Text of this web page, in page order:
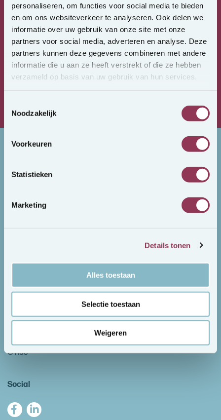
personaliseren, om functies voor social media te bieden
en om ons websiteverkeer te analyseren. Ook delen we
informatie over uw gebruik van onze site met onze
partners voor social media, adverteren en analyse. Deze
partners kunnen deze gegevens combineren met andere
informatie die u aan ze heeft verstrekt of die ze hebben
verzameld op basis van uw gebruik van hun services.
Noodzakelijk
Voorkeuren
Statistieken
Marketing
Details tonen
Alles toestaan
Selectie toestaan
Weigeren
Wielka regionalna sieć odpowiednich osób
Wyczuciejakości i talentu
Znamy ryneki obowiązujące przepisy
idealnego dopasowania
Downloads / documents
O nas
Social